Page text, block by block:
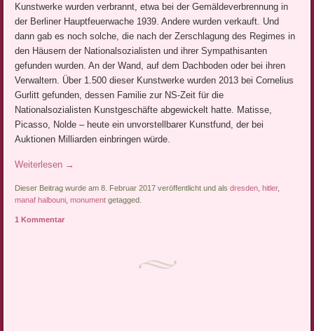
Kunstwerke wurden verbrannt, etwa bei der Gemäldeverbrennung in
der Berliner Hauptfeuerwache 1939. Andere wurden verkauft. Und
dann gab es noch solche, die nach der Zerschlagung des Regimes in
den Häusern der Nationalsozialisten und ihrer Sympathisanten
gefunden wurden. An der Wand, auf dem Dachboden oder bei ihren
Verwaltern. Über 1.500 dieser Kunstwerke wurden 2013 bei Cornelius
Gurlitt gefunden, dessen Familie zur NS-Zeit für die
Nationalsozialisten Kunstgeschäfte abgewickelt hatte. Matisse,
Picasso, Nolde – heute ein unvorstellbarer Kunstfund, der bei
Auktionen Milliarden einbringen würde.
Weiterlesen →
Dieser Beitrag wurde am 8. Februar 2017 veröffentlicht und alsdresden ,hitler,
manaf halbouni ,monument getagged.
1 Kommentar